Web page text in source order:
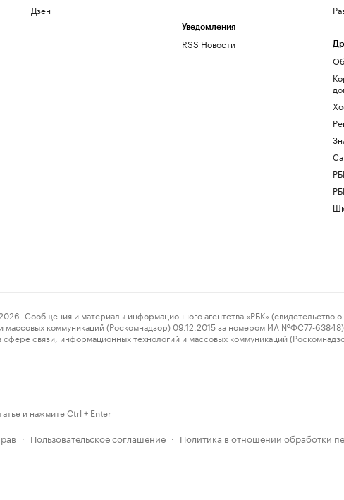
Дзен
Уведомления
RSS Новости
и материалы информационного агентства «РБК» (свидетельство о
коммуникаций (Роскомнадзор) 09.12.2015 за номером ИА №ФС77-63848)
связи, информационных технологий и массовых коммуникаций
и нажмите Ctrl + Enter
· Пользовательское соглашение · Политика в отношении обработки